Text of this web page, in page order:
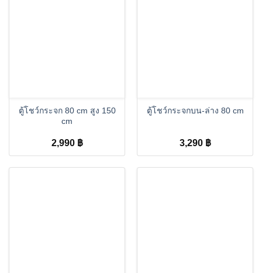
ตู้โชว์กระจก 80 cm สูง 150
cm
2,990 ฿
ตู้โชว์กระจกบน-ล่าง 80 cm
3,290 ฿